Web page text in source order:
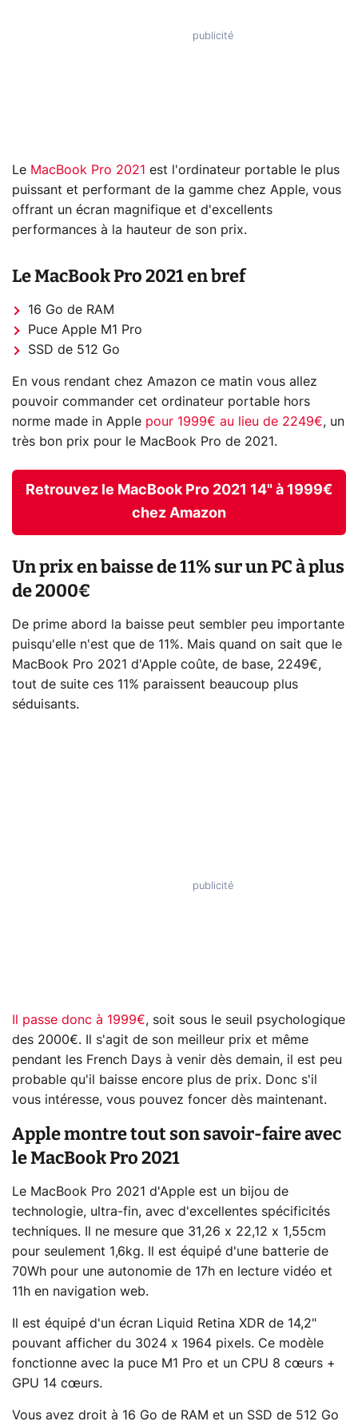
Le MacBook Pro 2021 est l'ordinateur portable le plus
puissant et performant de la gamme chez Apple, vous
offrant un écran magnifique et d'excellents
performances à la hauteur de son prix.
Le MacBook Pro 2021 en bref
16 Go de RAM
Puce Apple M1 Pro
SSD de 512 Go
En vous rendant chez Amazon ce matin vous allez
pouvoir commander cet ordinateur portable hors
norme made in Apple pour 1999€ au lieu de 2249€, un
très bon prix pour le MacBook Pro de 2021.
Retrouvez le MacBook Pro 2021 14" à 1999€
chez Amazon
Un prix en baisse de 11% sur un PC à plus
de 2000€
De prime abord la baisse peut sembler peu importante
puisqu'elle n'est que de 11%. Mais quand on sait que le
MacBook Pro 2021 d'Apple coûte, de base, 2249€,
tout de suite ces 11% paraissent beaucoup plus
séduisants.
Il passe donc à 1999€, soit sous le seuil psychologique
des 2000€. Il s'agit de son meilleur prix et même
pendant les French Days à venir dès demain, il est peu
probable qu'il baisse encore plus de prix. Donc s'il
vous intéresse, vous pouvez foncer dès maintenant.
Apple montre tout son savoir-faire avec
le MacBook Pro 2021
Le MacBook Pro 2021 d'Apple est un bijou de
technologie, ultra-fin, avec d'excellentes spécificités
techniques. Il ne mesure que 31,26 x 22,12 x 1,55cm
pour seulement 1,6kg. Il est équipé d'une batterie de
70Wh pour une autonomie de 17h en lecture vidéo et
11h en navigation web.
Il est équipé d'un écran Liquid Retina XDR de 14,2"
pouvant afficher du 3024 x 1964 pixels. Ce modèle
fonctionne avec la puce M1 Pro et un CPU 8 cœurs +
GPU 14 cœurs.
Vous avez droit à 16 Go de RAM et un SSD de 512 Go